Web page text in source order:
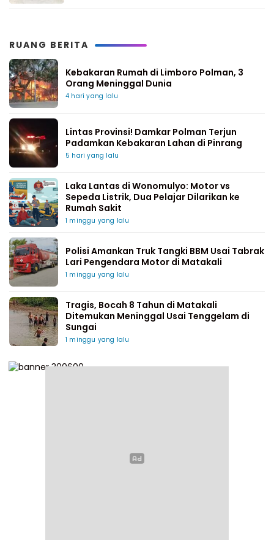
RUANG BERITA
Kebakaran Rumah di Limboro Polman, 3
Orang Meninggal Dunia
4 hari yang lalu
Lintas Provinsi! Damkar Polman Terjun
Padamkan Kebakaran Lahan di Pinrang
5 hari yang lalu
Laka Lantas di Wonomulyo: Motor vs
Sepeda Listrik, Dua Pelajar Dilarikan ke
Rumah Sakit
1 minggu yang lalu
Polisi Amankan Truk Tangki BBM Usai Tabrak
Lari Pengendara Motor di Matakali
1 minggu yang lalu
Tragis, Bocah 8 Tahun di Matakali
Ditemukan Meninggal Usai Tenggelam di
Sungai
1 minggu yang lalu